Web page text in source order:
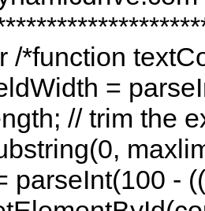
/*function
=
// trim the
parseInt(100 -